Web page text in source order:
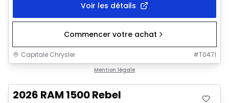
Voir les détails
Commencer votre achat
Capitale Chrysler #T0471
Mention légale
2026 RAM 1500 Rebel